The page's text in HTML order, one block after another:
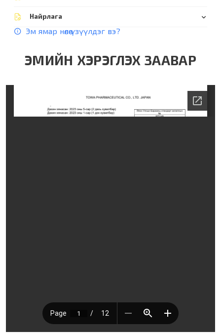
Найрлага
Эм ямар нөлөө үзүүлдэг вэ?
ЭМИЙН ХЭРЭГЛЭХ ЗААВАР